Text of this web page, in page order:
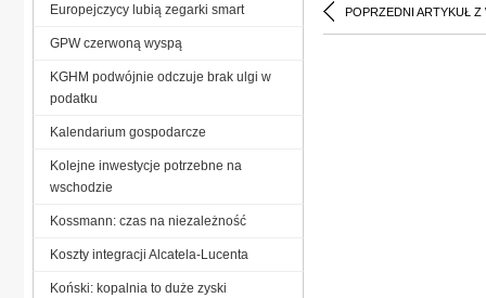
POPRZEDNI ARTYKUŁ Z
Europejczycy lubią zegarki smart
GPW czerwoną wyspą
KGHM podwójnie odczuje brak ulgi w
podatku
Kalendarium gospodarcze
Kolejne inwestycje potrzebne na
wschodzie
Kossmann: czas na niezależność
Koszty integracji Alcatela-Lucenta
Koński: kopalnia to duże zyski